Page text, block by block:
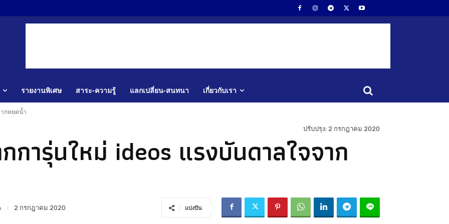
รายงานพิเศษ สาระ-ความรู้ แลกเปลี่ยน-สนทนา เกี่ยวกับเรา
กหยดน้ำ
ปรับปรุง: 2 กรกฎาคม 2020
การุ่นใหม่ ideos แรงบันดาลใจจาก
2 กรกฎาคม 2020 แบ่งปัน